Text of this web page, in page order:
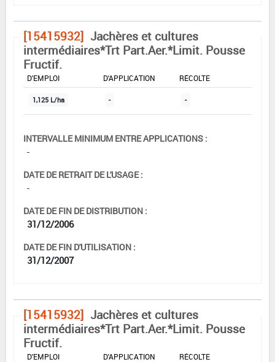
[15415932] Jachères et cultures
intermédiaires*Trt Part.Aer.*Limit. Pousse
Fructif.
DOSE MAX
D'EMPLOI
D'APPLICATION
RÉCOLTE
1,125 L/ha - -
INTERVALLE MINIMUM ENTRE APPLICATIONS :
-
DATE DE RETRAIT DE L'USAGE :
-
DATE DE FIN DE DISTRIBUTION :
31/12/2006
DATE DE FIN D'UTILISATION :
31/12/2007
[15415932] Jachères et cultures
intermédiaires*Trt Part.Aer.*Limit. Pousse
Fructif.
DOSE MAX
D'EMPLOI
D'APPLICATION
RÉCOLTE